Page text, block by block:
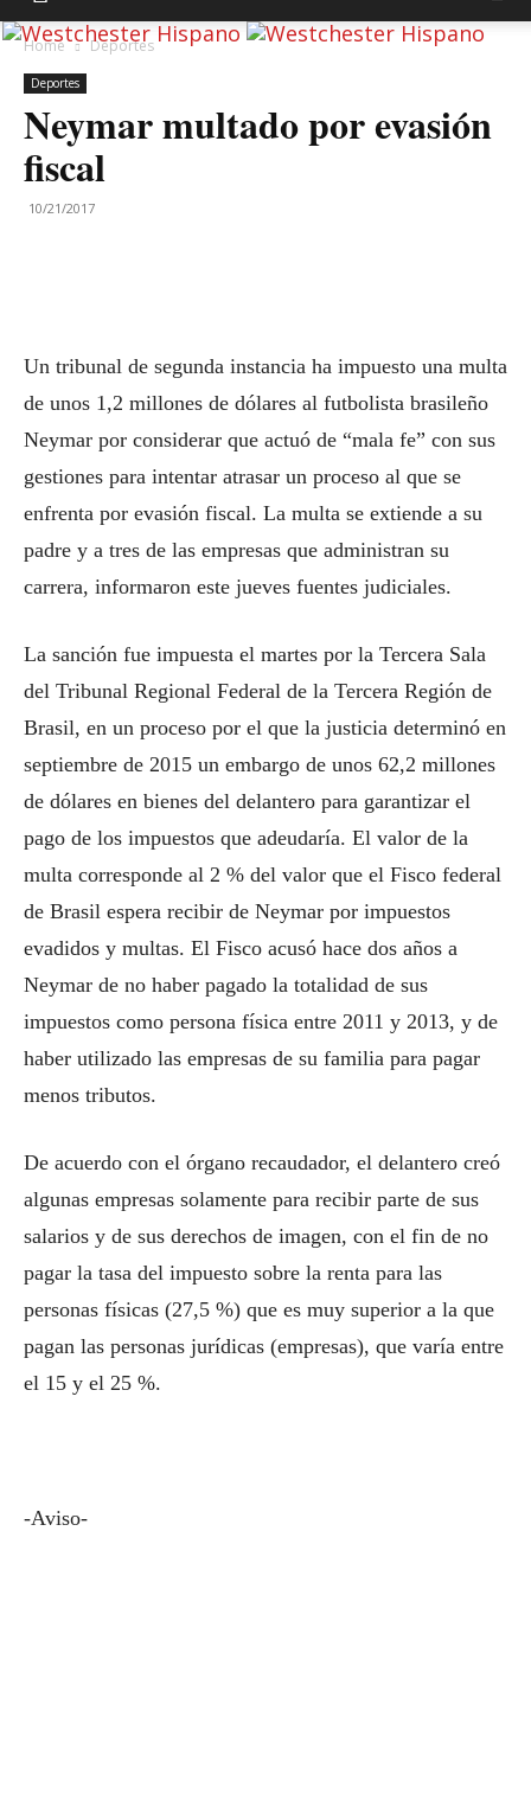
Home Deportes
Deportes
Neymar multado por evasión
fiscal
10/21/2017
Un tribunal de segunda instancia ha impuesto una multa
de unos 1,2 millones de dólares al futbolista brasileño
Neymar por considerar que actuó de “mala fe” con sus
gestiones para intentar atrasar un proceso al que se
enfrenta por evasión fiscal. La multa se extiende a su
padre y a tres de las empresas que administran su
carrera, informaron este jueves fuentes judiciales.
La sanción fue impuesta el martes por la Tercera Sala
del Tribunal Regional Federal de la Tercera Región de
Brasil, en un proceso por el que la justicia determinó en
septiembre de 2015 un embargo de unos 62,2 millones
de dólares en bienes del delantero para garantizar el
pago de los impuestos que adeudaría. El valor de la
multa corresponde al 2 % del valor que el Fisco federal
de Brasil espera recibir de Neymar por impuestos
evadidos y multas. El Fisco acusó hace dos años a
Neymar de no haber pagado la totalidad de sus
impuestos como persona física entre 2011 y 2013, y de
haber utilizado las empresas de su familia para pagar
menos tributos.
De acuerdo con el órgano recaudador, el delantero creó
algunas empresas solamente para recibir parte de sus
salarios y de sus derechos de imagen, con el fin de no
pagar la tasa del impuesto sobre la renta para las
personas físicas (27,5 %) que es muy superior a la que
pagan las personas jurídicas (empresas), que varía entre
el 15 y el 25 %.
-Aviso-